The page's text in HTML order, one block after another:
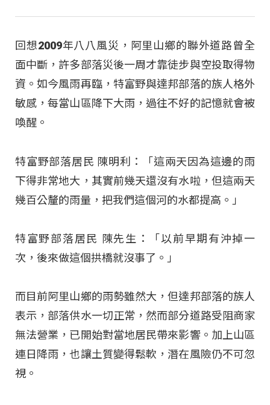
回想2009年八八風災，阿里山鄉的聯外道路曾全
面中斷，許多部落災後一周才靠徒步與空投取得物
資。如今風雨再臨，特富野與達邦部落的族人格外
敏感，每當山區降下大雨，過往不好的記憶就會被
喚醒。
特富野部落居民 陳明利：「這兩天因為這邊的雨
下得非常地大，其實前幾天還沒有水啦，但這兩天
幾百公釐的雨量，把我們這個河的水都提高。」
特富野部落居民 陳先生：「以前早期有沖掉一
次，後來做這個拱橋就沒事了。」
而目前阿里山鄉的雨勢雖然大，但達邦部落的族人
表示，部落供水一切正常，然而部分道路受阻商家
無法營業，已開始對當地居民帶來影響。加上山區
連日降雨，也讓土質變得鬆軟，潛在風險仍不可忽
視。